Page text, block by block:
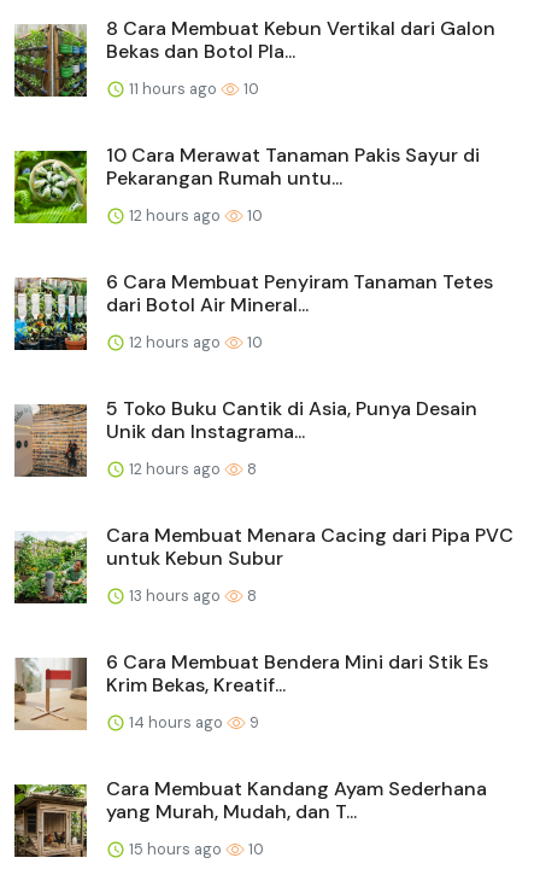
8 Cara Membuat Kebun Vertikal dari Galon
Bekas dan Botol Pla...
11 hours ago 10
10 Cara Merawat Tanaman Pakis Sayur di
Pekarangan Rumah untu...
12 hours ago 10
6 Cara Membuat Penyiram Tanaman Tetes
dari Botol Air Mineral...
12 hours ago 10
5 Toko Buku Cantik di Asia, Punya Desain
Unik dan Instagrama...
12 hours ago 8
Cara Membuat Menara Cacing dari Pipa PVC
untuk Kebun Subur
13 hours ago 8
6 Cara Membuat Bendera Mini dari Stik Es
Krim Bekas, Kreatif...
14 hours ago 9
Cara Membuat Kandang Ayam Sederhana
yang Murah, Mudah, dan T...
15 hours ago 10